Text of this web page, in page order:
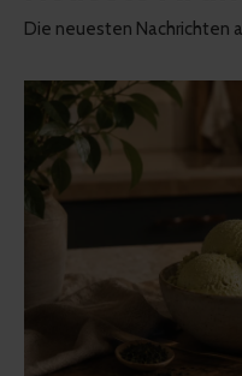
Die neuesten Nachrichten